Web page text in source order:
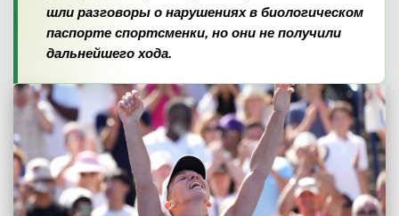
шли разговоры о нарушениях в биологическом
паспорте спортсменки, но они не получили
дальнейшего хода.